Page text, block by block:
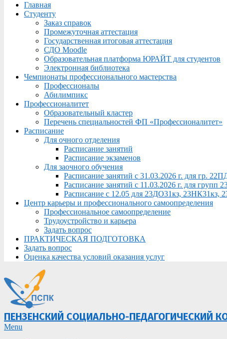
Menu
Главная
Студенту
Заказ справок
Промежуточная аттестация
Государственная итоговая аттестация
СДО Moodle
Образовательная платформа ЮРАЙТ для студентов
Электронная библиотека
Чемпионаты профессионального мастерства
Профессионалы
Абилимпикс
Профессионалитет
Образовательный кластер
Перечень специальностей ФП «Профессионалитет»
Расписание
Для очного отделения
Расписание занятий
Расписание экзаменов
Для заочного обучения
Расписание занятий с 31.03.2026 г. для гр.
Расписание занятий с 11.03.2026 г. для
Расписание с 12.05 для 23ДО31кз, 23НК31кз,
Центр карьеры и профессионального самоопределения
Профессиональное самоопределение
Трудоустройство и карьера
Задать вопрос
ПРАКТИЧЕСКАЯ ПОДГОТОВКА
Задать вопрос
Оценка качества условий оказания услуг
ПЕНЗЕНСКИЙ СОЦИАЛЬНО-ПЕДАГОГИЧЕСКИЙ
Primary
Menu